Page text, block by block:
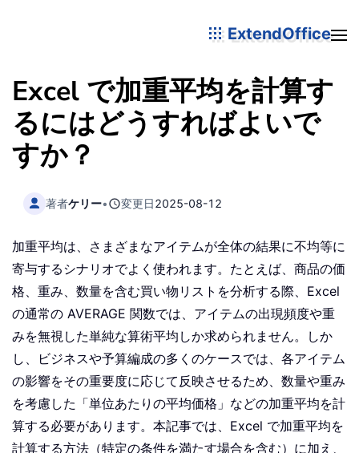
ExtendOffice
Excel で加重平均を計算す
るにはどうすればよいで
すか？
著者ケリー• 変更日2025-08-12
加重平均は、さまざまなアイテムが全体の結果に不均等に
寄与するシナリオでよく使われます。たとえば、商品の価
格、重み、数量を含む買い物リストを分析する際、Excel
の通常の AVERAGE 関数では、アイテムの出現頻度や重
みを無視した単純な算術平均しか求められません。しか
し、ビジネスや予算編成の多くのケースでは、各アイテム
の影響をその重要度に応じて反映させるため、数量や重み
を考慮した「単位あたりの平均価格」などの加重平均を計
算する必要があります。本記事では、Excel で加重平均を
計算する方法（特定の条件を満たす場合を含む）に加え、